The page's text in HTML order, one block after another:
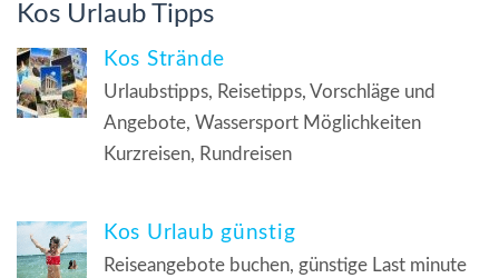
Kos Urlaub Tipps
Kos Strände
Urlaubstipps, Reisetipps, Vorschläge und
Angebote, Wassersport Möglichkeiten
Kurzreisen, Rundreisen
Kos Urlaub günstig
Reiseangebote buchen, günstige Last minute